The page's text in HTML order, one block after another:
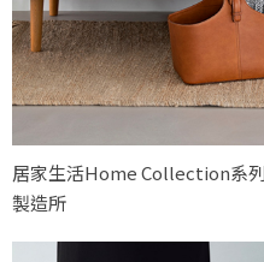
居家生活Home Collection系
製造所